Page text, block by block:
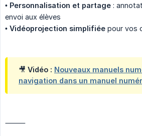
• Personnalisation et partage :
envoi aux élèves
• Vidéoprojection simplifiée pour vos
🎥 Vidéo : Nouveaux manuels
navigation dans un manuel
⸻